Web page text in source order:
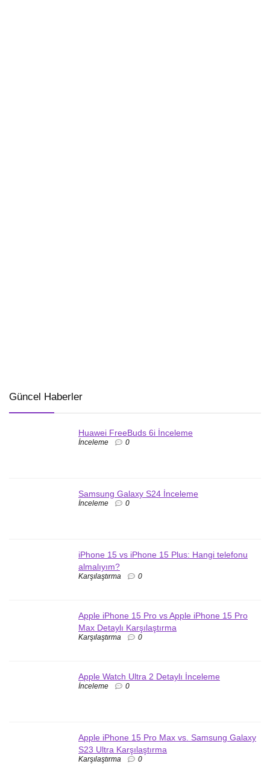
Güncel Haberler
Huawei FreeBuds 6i İnceleme
İnceleme 0
Samsung Galaxy S24 İnceleme
İnceleme 0
iPhone 15 vs iPhone 15 Plus: Hangi telefonu
almalıyım?
Karşılaştırma 0
Apple iPhone 15 Pro vs Apple iPhone 15 Pro
Max Detaylı Karşılaştırma
Karşılaştırma 0
Apple Watch Ultra 2 Detaylı İnceleme
İnceleme 0
Apple iPhone 15 Pro Max vs. Samsung Galaxy
S23 Ultra Karşılaştırma
Karşılaştırma 0